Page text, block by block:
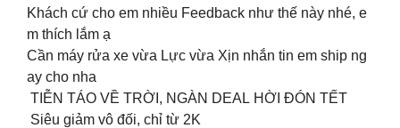
Khách cứ cho em nhiều Feedback như thế này nhé, e
m thích lắm ạ
Cần máy rửa xe vừa Lực vừa Xịn nhắn tin em ship ng
ay cho nha
TIỄN TÁO VỀ TRỜI, NGÀN DEAL HỜI ĐÓN TẾT
Siêu giảm vô đối, chỉ từ 2K